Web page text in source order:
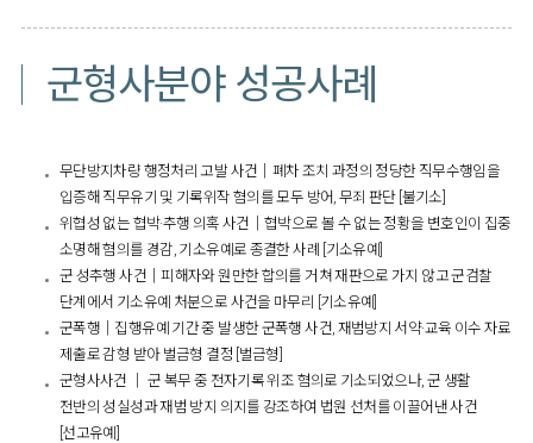
군형사분야 성공사례
무단방지차량 행정처리 고발 사건│폐차 조치 과정의 정당한 직무수행임을
입증해 직무유기 및 기록위작 혐의를 모두 방어, 무죄 판단 [불기소]
위협성 없는 협박·추행 의혹 사건│협박으로 볼 수 없는 정황을 변호인이 집중
소명해 혐의를 경감, 기소유예로 종결한 사례 [기소유예]
군 성추행 사건│피해자와 원만한 합의를 거쳐 재판으로 가지 않고 군검찰
단계에서 기소유예 처분으로 사건을 마무리 [기소유예]
군폭행│집행유예 기간 중 발생한 군폭행 사건, 재범방지 서약·교육 이수 자료
제출로 감형 받아 벌금형 결정 [벌금형]
군형사사건 │ 군 복무 중 전자기록 위조 혐의로 기소되었으나, 군 생활
전반의 성실성과 재범 방지 의지를 강조하여 법원 선처를 이끌어낸 사건
[선고유예]